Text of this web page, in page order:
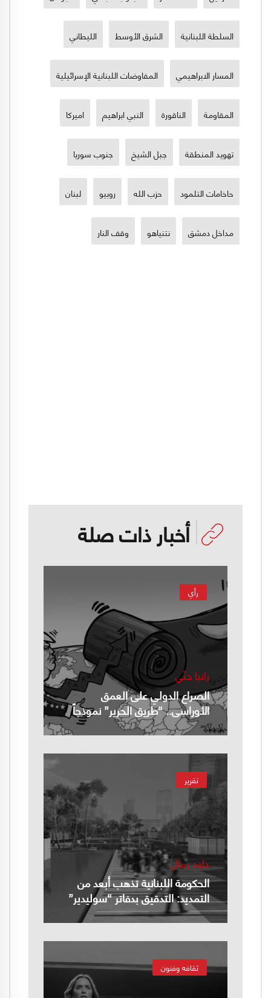
السلطة اللبنانية الشرق الأوسط الليطاني
المسار الابراهيمي المفاوضات اللبنانية الإسرائيلية
المقاومة الناقورة النبي ابراهيم اميركا
تهويد المنطقة جبل الشيخ جنوب سوريا
حاخامات التلمود حزب الله روبيو لبنان
مداخل دمشق نتنياهو وقف النار
أخبار ذات صلة
رأي
رانيا حتّي
الصراع الدولي على العمق
الأوراسي.. “طريق الحرير” نموذجاً
تقرير
داود رمال
الحكومة اللبنانية تذهب أبعد من
التمديد: التدقيق بدفاتر “سوليدير”
ثقافه وفنون